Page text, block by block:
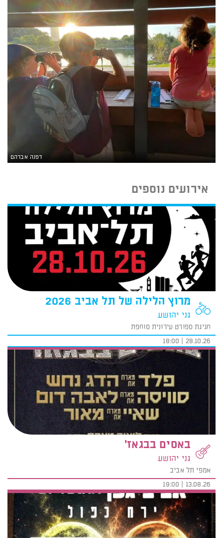
דפנה אברהם
אירועים נוספים
מרוץ הלילה של תל אביב 2026
גני יהושע
חגיגת ספורט עירונית סוחפת
28.10.26 | 18:00
באסים בבגאז'
גני יהושע
אמפי תל אביב
13.08.26 | 19:00